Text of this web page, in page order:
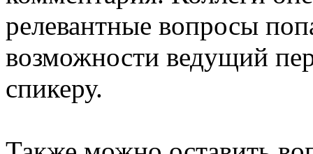
релевантные вопросы
возможности ведущий
спикеру.